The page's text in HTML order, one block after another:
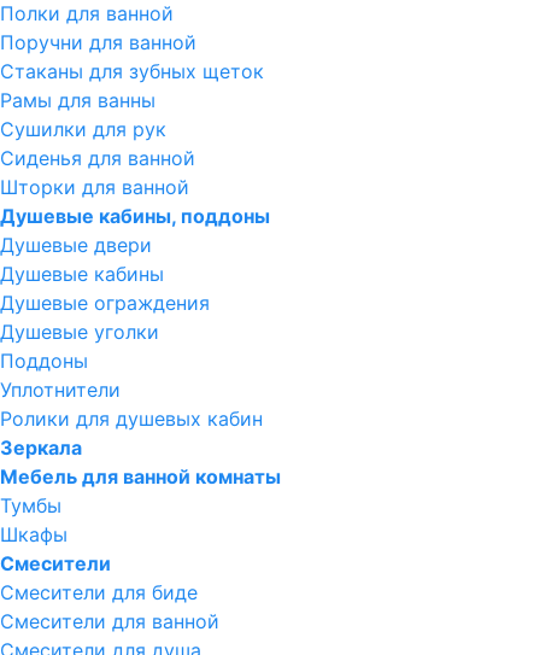
Полки для ванной
Поручни для ванной
Стаканы для зубных щеток
Рамы для ванны
Сушилки для рук
Сиденья для ванной
Шторки для ванной
Душевые кабины, поддоны
Душевые двери
Душевые кабины
Душевые ограждения
Душевые уголки
Поддоны
Уплотнители
Ролики для душевых кабин
Зеркала
Мебель для ванной комнаты
Тумбы
Шкафы
Смесители
Смесители для биде
Смесители для ванной
Смесители для душа